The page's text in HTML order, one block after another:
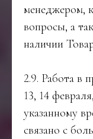
менеджером,
вопросы, а
наличии
2.9. Работа в
13, 14
указанному
связано с